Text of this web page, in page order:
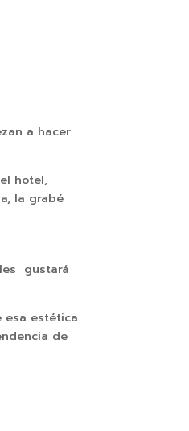
a hacer
hotel,
la grabé
gustará
esa estética
de